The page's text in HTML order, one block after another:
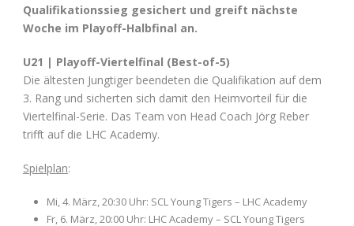
Qualifikationssieg gesichert und greift nächste
Woche im Playoff-Halbfinal an.
U21 | Playoff-Viertelfinal (Best-of-5)
Die ältesten Jungtiger beendeten die Qualifikation auf dem
3. Rang und sicherten sich damit den Heimvorteil für die
Viertelfinal-Serie. Das Team von Head Coach Jörg Reber
trifft auf die LHC Academy.
Spielplan:
Mi, 4. März, 20:30 Uhr: SCL Young Tigers – LHC Academy
Fr, 6. März, 20:00 Uhr: LHC Academy – SCL Young Tigers